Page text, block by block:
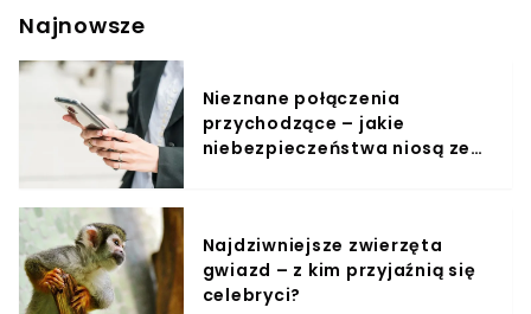
obronie księdza. Kobieta na co dzień musi zmagać się
ze skierowaną w jej stronę mową nienawiści.O
pisaliśmy już wielokrotnie. Ksiądz Roman B. zabrał ją od
rodziców i, zapewniając, że umieści ją w internacie,
uwięził w pustym mieszkaniu należącym do jego matki,
w którym przez kilkanaście miesięcy wielokrotnie
zgwałcił dziewczynkę.Michalkiewicz, częsty gość Radia
Maryja oraz Telewizji TRWAM, włączył się do sprawy, gdy
sąd przyznał pani Katarzynie milion złotych
zadośćuczynienia oraz dożywotnią rentę od
Towarzystwa Chrystusowego. Publicysta porównał
wówczas zgwałcone dziecko do prostytutki.
Najnowsze
Nieznane połączenia
przychodzące – jakie
niebezpieczeństwa niosą ze
Najdziwniejsze zwierzęta
gwiazd – z kim przyjaźnią się
celebryci?